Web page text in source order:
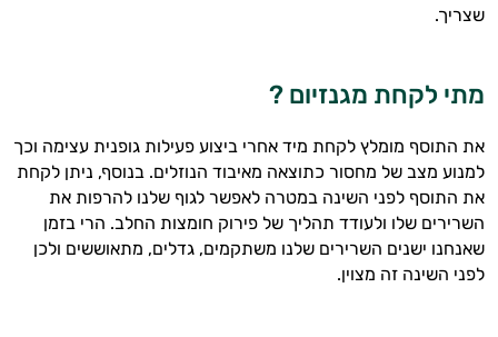
שצריך.
מתי לקחת מגנזיום ?
את התוסף מומלץ לקחת מיד אחרי ביצוע פעילות גופנית עצימה וכך
למנוע מצב של מחסור כתוצאה מאיבוד הנוזלים. בנוסף, ניתן לקחת
את התוסף לפני השינה במטרה לאפשר לגוף שלנו להרפות את
השרירים שלו ולעודד תהליך של פירוק חומצות החלב. הרי בזמן
שאנחנו ישנים השרירים שלנו משתקמים, גדלים, מתאוששים ולכן
לפני השינה זה מצוין.